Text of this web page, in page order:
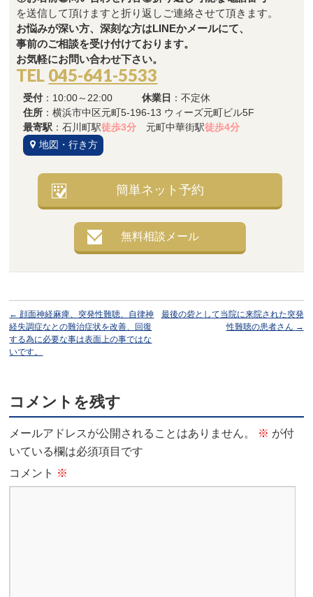
を送信して頂けますと折り返しご連絡させて頂きます。
お悩みが深い方、深刻な方はLINEかメールにて、
事前のご相談を受け付けております。
お気軽にお問い合わせ下さい。
TEL 045-641-5533
受付 ：10:00～22:00休業日 ：不定休
住所 ：横浜市中区元町5-196-13 ウィーズ元町ビル5F
最寄駅 ：石川町駅徒歩3分 元町中華街駅徒歩4分
地図・行き方
簡単ネット予約
無料相談メール
← 顔面神経麻痺、突発性難聴、自律神
経失調症なとの難治症状を改善、回復
する為に必要な事は表面上の事ではな
いです。
最後の砦として当院に来院された突発
性難聴の患者さん →
コメントを残す
メールアドレスが公開されることはありません。 ※ が付
いている欄は必須項目です
コメント ※